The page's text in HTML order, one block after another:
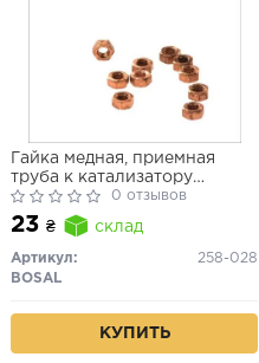
Гайка медная, приемная
труба к катализатору
M8x1.25(без фланця)
0 отзывов
23 ₴ склад
Артикул:
258-028
BOSAL
КУПИТЬ